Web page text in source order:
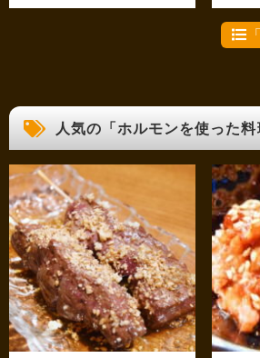
人気の「ホルモンを使った料